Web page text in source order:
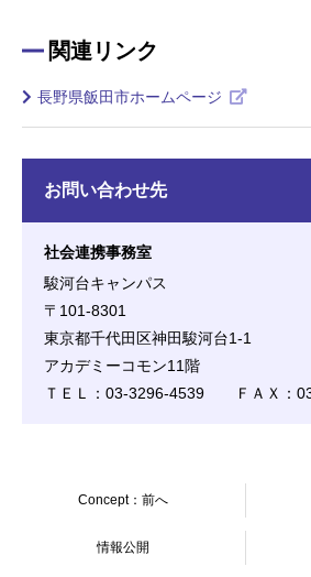
関連リンク
長野県飯田市ホームページ
お問い合わせ先
社会連携事務室
駿河台キャンパス
〒101-8301
東京都千代田区神田駿河台1-1
アカデミーコモン11階
ＴＥＬ：03-3296-4539 ＦＡＸ：
Concept：前へ
情報公開